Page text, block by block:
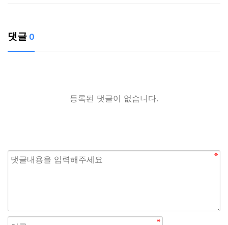
댓글 0
등록된 댓글이 없습니다.